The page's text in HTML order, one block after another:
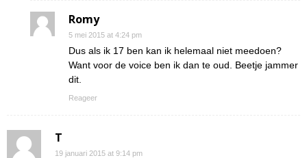
Romy
5 mei 2015 at 4:24 pm
Dus als ik 17 ben kan ik helemaal niet meedoen?
Want voor de voice ben ik dan te oud. Beetje jammer
dit.
Reageer
T
19 januari 2015 at 9:14 pm